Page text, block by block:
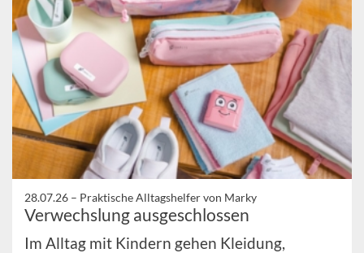
28.07.26 – Praktische Alltagshelfer von Marky
Verwechslung ausgeschlossen
Im Alltag mit Kindern gehen Kleidung,